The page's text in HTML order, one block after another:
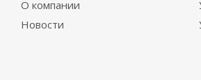
О компании
Новости